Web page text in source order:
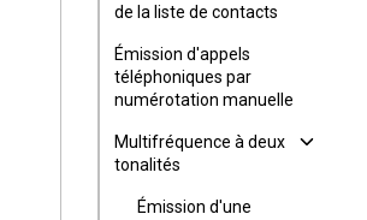
de la liste de contacts
Émission d'appels
téléphoniques par
numérotation manuelle
Multifréquence à deux
tonalités
Émission d'une